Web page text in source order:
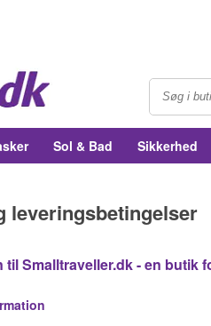
Sol & Bad Sikkerhed
leveringsbetingelser
til Smalltraveller.dk - en butik